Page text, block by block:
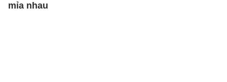
mỉa nhau